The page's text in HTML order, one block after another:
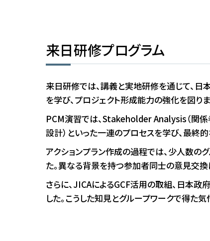
来日研修プログラム
来日研修では、講義と実地研修を通じて、
を学び、プロジェクト形成能力の強化を図りま
PCM演習では、Stakeholder Analysis（関
設計）といった一連のプロセスを学び、最終
アクションプラン作成の過程では、少人数の
た。異なる背景を持つ参加者同士の意見交換
さらに、JICAによるGCF活用の取組、日本
した。こうした知見とグループワークで得た